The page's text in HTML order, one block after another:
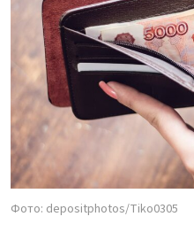
Фото: depositphotos/Tiko0305